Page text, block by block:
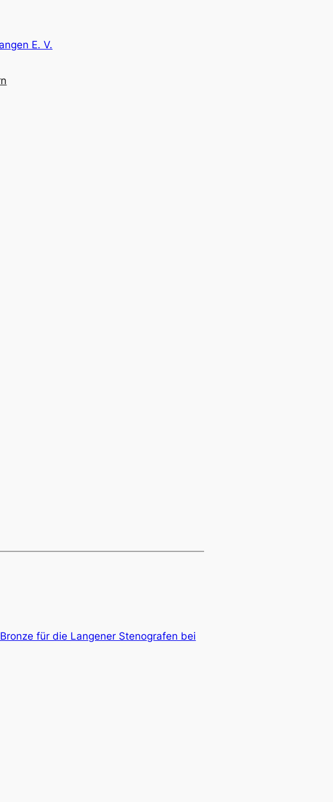
E. V.
für die Langener Stenografen bei